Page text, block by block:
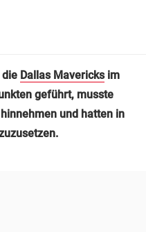
die Dallas Mavericksim
geführt, musste
und hatten in